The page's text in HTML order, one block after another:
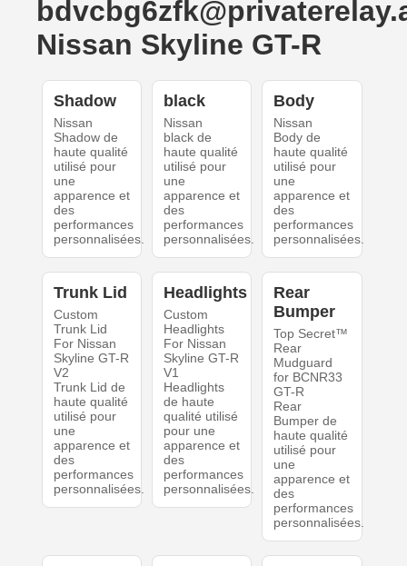
Nissan Skyline GT-R
Shadow
Nissan
Shadow de
haute qualité
utilisé pour
une
apparence et
des
performances
personnalisées.
black
Nissan
black de
haute qualité
utilisé pour
une
apparence et
des
performances
personnalisées.
Body
Nissan
Body de
haute qualité
utilisé pour
une
apparence et
des
performances
personnalisées.
Trunk Lid
Custom
Trunk Lid
For Nissan
Skyline GT-R
V2
Trunk Lid de
haute qualité
utilisé pour
une
apparence et
des
performances
personnalisées.
Headlights
Custom
Headlights
For Nissan
Skyline GT-R
V1
Headlights
de haute
qualité utilisé
pour une
apparence et
des
performances
personnalisées.
Rear
Bumper
Top Secret™
Rear
Mudguard
for BCNR33
GT-R
Rear
Bumper de
haute qualité
utilisé pour
une
apparence et
des
performances
personnalisées.